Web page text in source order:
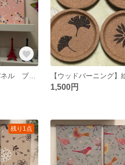
1,500円
残り1点